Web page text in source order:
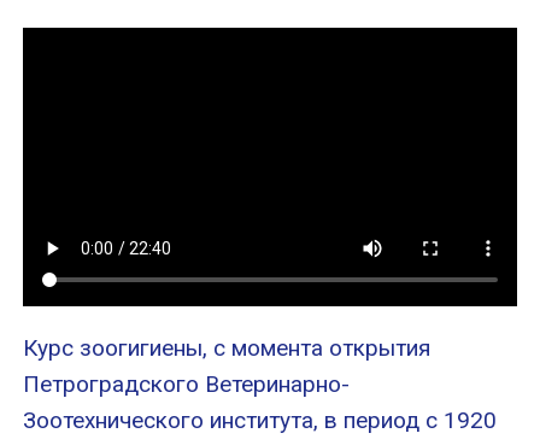
Курс зоогигиены, с момента открытия
Петроградского Ветеринарно-
Зоотехнического института, в период с 1920